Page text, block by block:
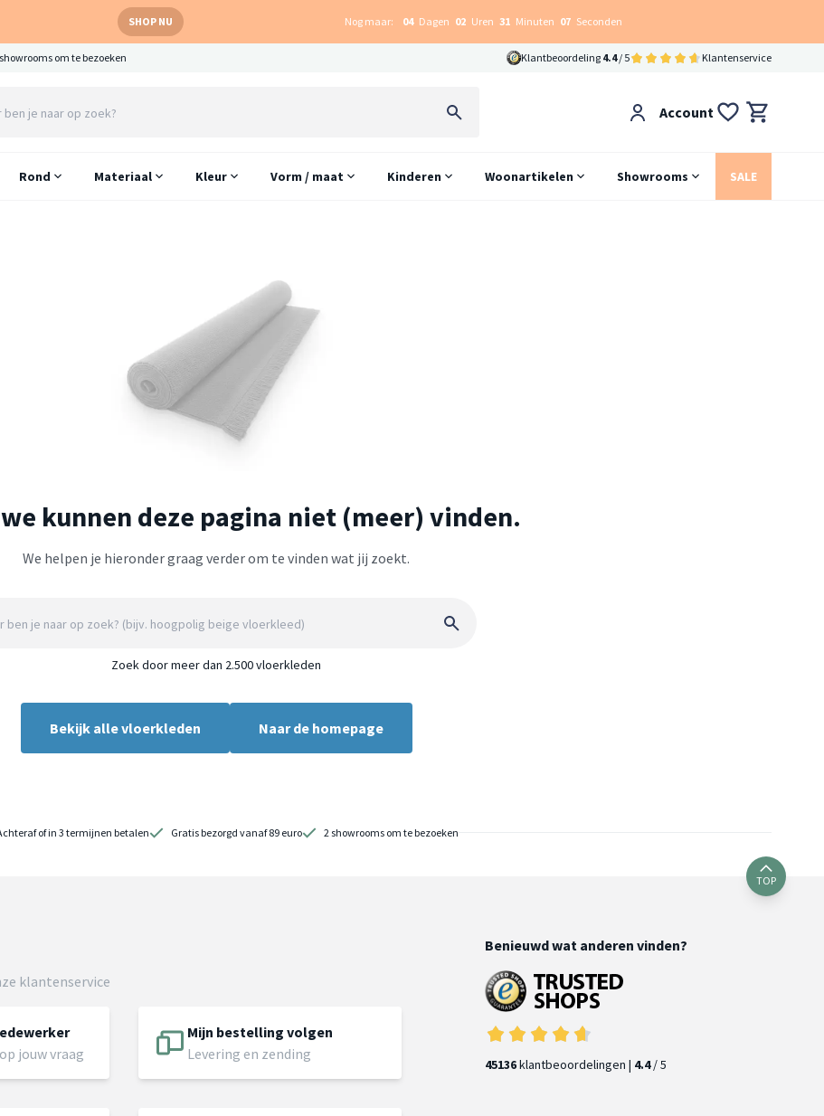
SHOP NU Nog maar: 04 Dagen 02 Uren 31 Minuten 06 Seconden
om te bezoeken Klantbeoordeling 4.4/ 5 Klantenservice
Account
Rond Materiaal Kleur Vorm / maat Kinderen Woonartikelen Showrooms SALE
kunnen deze pagina niet (meer) vinden.
We helpen je hieronder graag verder om te vinden wat jij zoekt.
Zoek door meer dan 2.500 vloerkleden
Bekijk alle vloerkleden Naar de homepage
of in 3 termijnen betalen Gratis bezorgd vanaf 89 euro 2 showrooms om te bezoeken
TOP
klantenservice
jouw vraag
Mijn bestelling volgen
Levering en zending
Benieuwd wat anderen vinden?
45136klantbeoordelingen | 4.4/ 5